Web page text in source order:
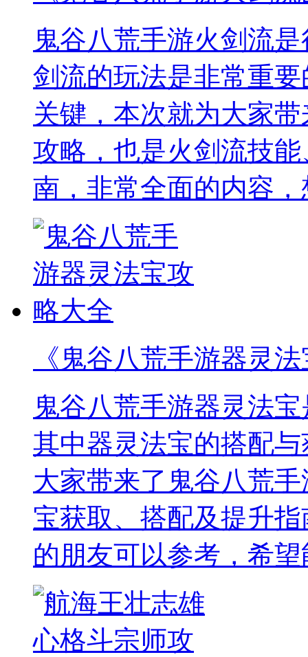
鬼谷八荒手游火剑流
剑流的玩法是非常重
关键，本次就为大家
攻略，也是火剑流技
南，非常全面的内容
《鬼谷八荒手游器灵
鬼谷八荒手游器灵法
其中器灵法宝的搭配
大家带来了鬼谷八荒
宝获取、搭配及提升
的朋友可以参考，希